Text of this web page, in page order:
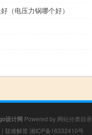
（电压力锅哪个好）
设计网 Powered by 网站分类目录
| 疑难解答 湘ICP备16332410号